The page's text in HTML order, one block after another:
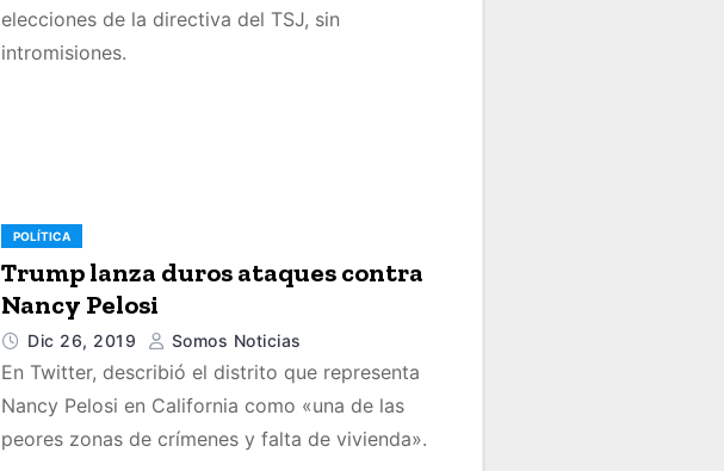
elecciones de la directiva del TSJ, sin
intromisiones.
POLÍTICA
Trump lanza duros ataques contra
Nancy Pelosi
Dic 26, 2019 Somos Noticias
En Twitter, describió el distrito que representa
Nancy Pelosi en California como «una de las
peores zonas de crímenes y falta de vivienda».